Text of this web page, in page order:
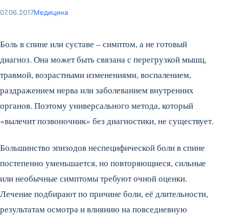
07.06.2017Медицина
Боль в спине или суставе – симптом, а не готовый
диагноз. Она может быть связана с перегрузкой мышц,
травмой, возрастными изменениями, воспалением,
раздражением нерва или заболеванием внутренних
органов. Поэтому универсального метода, который
«вылечит позвоночник» без диагностики, не существует.
Большинство эпизодов неспецифической боли в спине
постепенно уменьшается, но повторяющиеся, сильные
или необычные симптомы требуют очной оценки.
Лечение подбирают по причине боли, её длительности,
результатам осмотра и влиянию на повседневную